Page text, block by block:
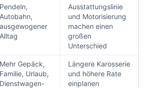
Pendeln,
Autobahn,
ausgewogener
Alltag
Ausstattungslinie
und Motorisierung
machen einen
großen
Unterschied
Mehr Gepäck,
Familie, Urlaub,
Dienstwagen-
Längere Karosserie
und höhere Rate
einplanen